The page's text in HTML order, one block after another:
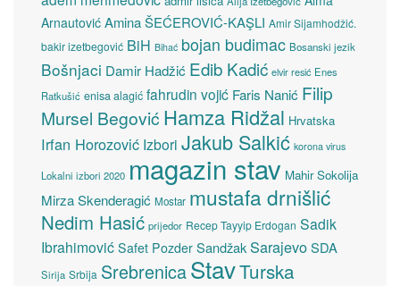
Arnautović Amina ŠEĆEROVIĆ-KAŞLI Amir Sijamhodžić.
bakir izetbegović BiH Bihać bojan budimac Bosanski jezik
Bošnjaci Damir Hadžić Edib Kadić elvir resić Enes
Ratkušić enisa alagić fahrudin vojić Faris Nanić Filip
Mursel Begović Hamza Ridžal Hrvatska
Irfan Horozović Izbori Jakub Salkić korona virus
Lokalni izbori 2020 magazin stav Mahir Sokolija
Mirza Skenderagić Mostar mustafa drnišlić
Nedim Hasić prijedor Recep Tayyip Erdogan Sadik
Ibrahimović Safet Pozder SandžakSarajevoSDA
Sirija Srbija SrebrenicaStavTurska